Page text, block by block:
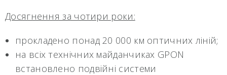
Досягнення за чотири роки:
прокладено понад 20 000 км оптичних ліній;
на всіх технічних майданчиках GPON
встановлено подвійні системи